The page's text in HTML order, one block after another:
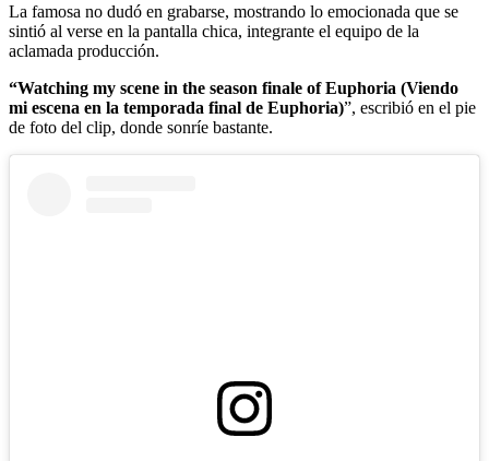
La famosa no dudó en grabarse, mostrando lo emocionada que se
sintió al verse en la pantalla chica, integrante el equipo de la
aclamada producción.
“Watching my scene in the season finale of Euphoria (Viendo
mi escena en la temporada final de Euphoria)”, escribió en el pie
de foto del clip, donde sonríe bastante.